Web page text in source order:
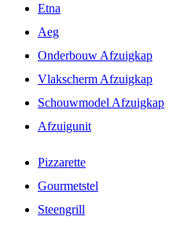
Etna
Aeg
Onderbouw Afzuigkap
Vlakscherm Afzuigkap
Schouwmodel Afzuigkap
Afzuigunit
Pizzarette
Gourmetstel
Steengrill